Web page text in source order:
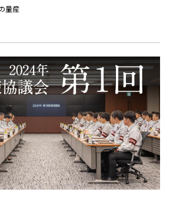
ヨタイムズニュース
ヨタイムズビジネス
ヨタイムズスポーツ
ヨタイムズPodcast
SDGs
量産